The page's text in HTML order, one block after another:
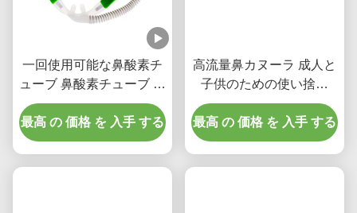
一回使用可能な鼻酸素チ
ューブ 鼻酸素チューブ 高
流量カヌーラ 医療用
最高 の 価格 を 入手 する
高流量鼻カヌーラ 成人と
子供のための使い捨て
HFNC
最高 の 価格 を 入手 する